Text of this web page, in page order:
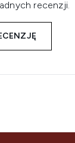
recenzji.